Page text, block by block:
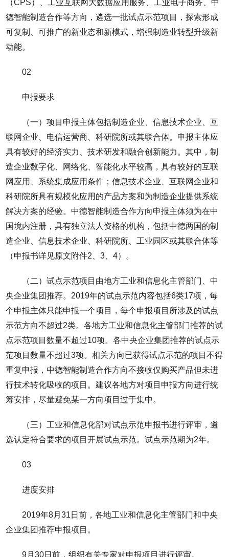
（CPS）、工业互联网大数据应用服务、工业电子商务、中
德智能制造合作等方向，遴选一批试点示范项目，探索形成
可复制、可推广的新业态和新模式，增强制造业转型升级新
动能。
02
申报要求
（一）项目申报主体包括制造企业、信息技术企业、互
联网企业、电信运营商、科研院所或其联合体。申报主体应
具有较好的经济实力、技术研发和融合创新能力。其中，制
造企业数字化、网络化、智能化水平较高，具有较好的互联
网应用、系统集成应用条件；信息技术企业、互联网企业和
科研院所具有规模化应用的产品方案和为制造企业提供系统
解决方案的经验。中德智能制造合作方向申报主体须为在中
国境内注册，具有独立法人资格的机构，包括中德两国的制
造企业、信息技术企业、科研院所、工业园区或其联合体等
（申报书详见原文附件2、3、4）。
（二）试点示范项目由地方工业和信息化主管部门、中
央企业集团推荐。2019年的试点示范内容包括6类17项，每
个申报主体只能申报一个项目，每个申报项目所涉及的试点
示范方向不超过2类。各地方工业和信息化主管部门推荐的试
点示范项目数量不超过10项。各中央企业集团推荐的试点示
范项目数量不超过3项。相关方向已获得试点示范的项目不得
重复申报，中德智能制造合作方向不接收仅购买产品但未进
行技术转化吸收的项目。建议各地方对项目申报方向进行统
筹安排，尽量避免某一方向项目过于集中。
（三）工业和信息化部对试点示范申报书进行评审，遴
选认定符合要求的项目开展试点示范。试点示范期为2年。
03
进度安排
2019年8月31日前，各地工业和信息化主管部门和中央
企业集团推荐申报项目。
9月30日前，组织有关专家对申报项目进行评审。